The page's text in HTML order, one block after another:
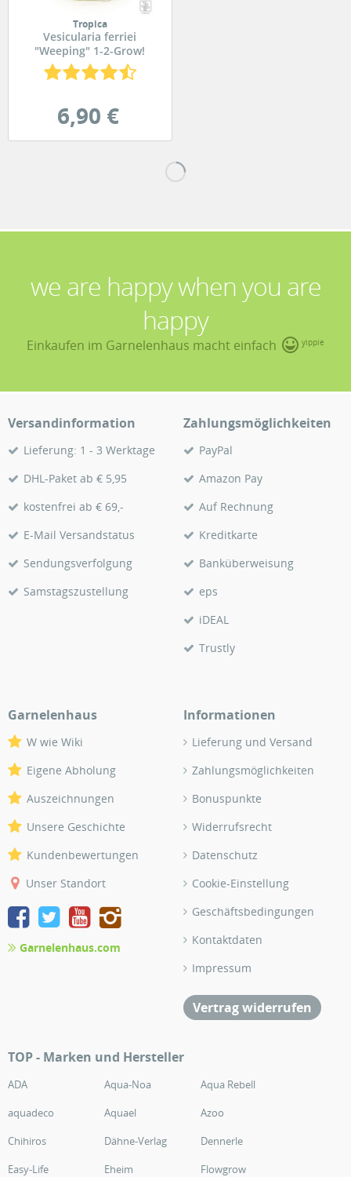
Tropica
Vesicularia ferriei
"Weeping" 1-2-Grow!
6,90 €
we are happy when you are
happy
Einkaufen im Garnelenhaus macht einfach yippie
Versandinformation
Lieferung: 1 - 3 Werktage
DHL-Paket ab € 5,95
kostenfrei ab € 69,-
E-Mail Versandstatus
Sendungsverfolgung
Samstagszustellung
Zahlungsmöglichkeiten
PayPal
Amazon Pay
Auf Rechnung
Kreditkarte
Banküberweisung
eps
iDEAL
Trustly
Garnelenhaus
W wie Wiki
Eigene Abholung
Auszeichnungen
Unsere Geschichte
Kundenbewertungen
Unser Standort
Garnelenhaus.com
Informationen
Lieferung und Versand
Zahlungsmöglichkeiten
Bonuspunkte
Widerrufsrecht
Datenschutz
Cookie-Einstellung
Geschäftsbedingungen
Kontaktdaten
Impressum
Vertrag widerrufen
TOP - Marken und Hersteller
ADA Aqua-Noa
Aqua Rebell
aquadeco
Aquael
Azoo
Chihiros
Dähne-Verlag
Dennerle
Easy-Life
Eheim
Flowgrow